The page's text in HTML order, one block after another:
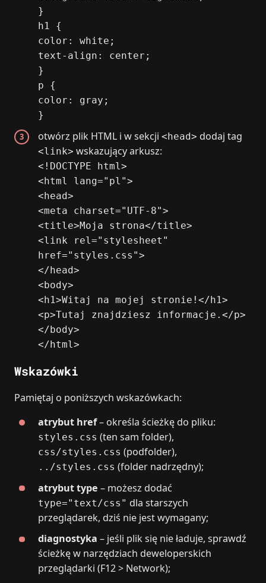
}
h1 {
color: white;
text-align: center;
}
p {
color: gray;
}
otwórz plik HTML i w sekcji<head> dodaj tag
<link> wskazujący arkusz:
<!DOCTYPE html>
<html lang="pl">
<head>
<meta charset="UTF-8">
<title>Moja strona</title>
<link rel="stylesheet"
href="styles.css">
</head>
<body>
<h1>Witaj na mojej stronie!</h1>
<p>Tutaj znajdziesz informacje.</p>
</body>
</html>
Wskazówki
Pamiętaj o poniższych wskazówkach:
atrybut href– określa ścieżkę do pliku:
styles.css (ten sam folder),
css/styles.css (podfolder),
../styles.css (folder nadrzędny);
atrybut type – możesz dodać
type="text/css" dla starszych
przeglądarek, dziś nie jest wymagany;
diagnostyka – jeśli plik się nie ładuje, sprawdź
ścieżkę w narzędziach deweloperskich
przeglądarki (F12 > Network);